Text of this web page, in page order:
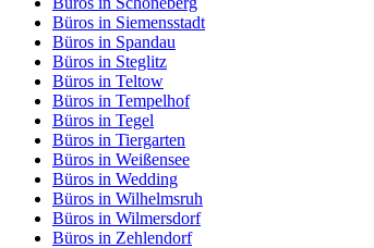
Büros in Siemensstadt
Büros in Spandau
Büros in Steglitz
Büros in Teltow
Büros in Tempelhof
Büros in Tegel
Büros in Tiergarten
Büros in Weißensee
Büros in Wedding
Büros in Wilhelmsruh
Büros in Wilmersdorf
Büros in Zehlendorf